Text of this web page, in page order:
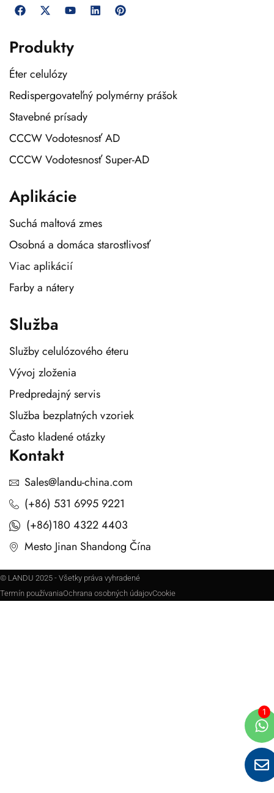
Produkty
Éter celulózy
Redispergovateľný polymérny prášok
Stavebné prísady
CCCW Vodotesnosť AD
CCCW Vodotesnosť Super-AD
Aplikácie
Suchá maltová zmes
Osobná a domáca starostlivosť
Viac aplikácií
Farby a nátery
Služba
Služby celulózového éteru
Vývoj zloženia
Predpredajný servis
Služba bezplatných vzoriek
Často kladené otázky
Kontakt
Sales@landu-china.com
(+86) 531 6995 9221
(+86)180 4322 4403
Mesto Jinan Shandong Čína
© LANDU 2025 - Všetky práva vyhradené
Termín používaniaOchrana osobných údajovCookie